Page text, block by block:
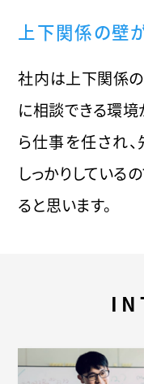
上下関係の壁
社内は上下関係の
に相談できる環境
ら仕事を任され
しっかりしている
ると思います。